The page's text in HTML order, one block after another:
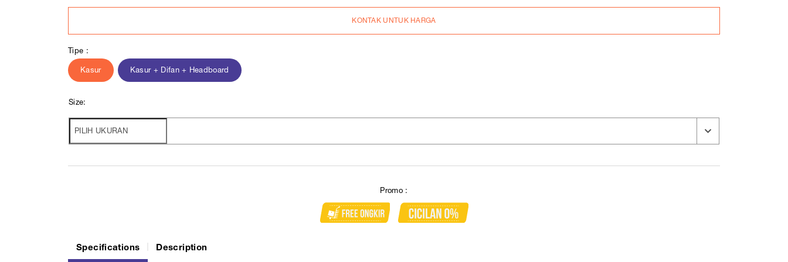
KONTAK UNTUK HARGA
Tipe :
Kasur Kasur + Difan + Headboard
Size:
Promo :
Specifications Description